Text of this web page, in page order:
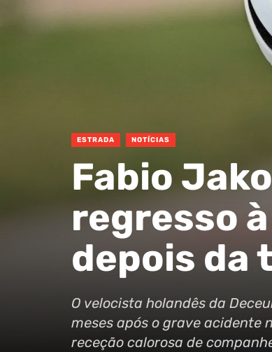
ESTRADA NOTÍCIAS
Fabio
regresso
depois da
O velocista holandês da
meses após o grave acidente
receção calorosa de